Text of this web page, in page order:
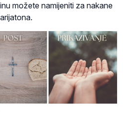
možete namijeniti za nakane